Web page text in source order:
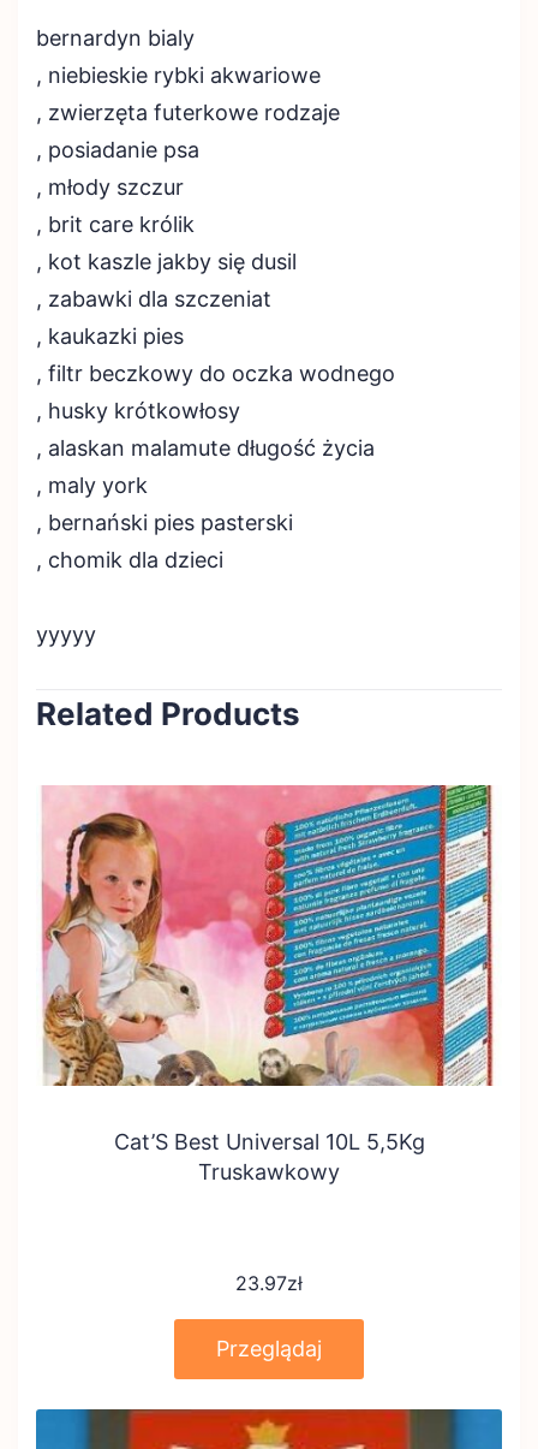
bernardyn bialy
, niebieskie rybki akwariowe
, zwierzęta futerkowe rodzaje
, posiadanie psa
, młody szczur
, brit care królik
, kot kaszle jakby się dusil
, zabawki dla szczeniat
, kaukazki pies
, filtr beczkowy do oczka wodnego
, husky krótkowłosy
, alaskan malamute długość życia
, maly york
, bernański pies pasterski
, chomik dla dzieci
yyyyy
Related Products
Cat’S Best Universal 10L 5,5Kg
Truskawkowy
23.97zł
Przeglądaj